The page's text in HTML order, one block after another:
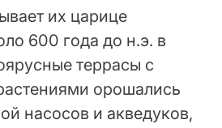
их царице
600 года до н.э. в
террасы с
орошались
насосов и акведуков,